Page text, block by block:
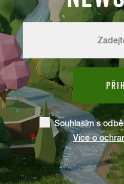
Souhlasím s
Více o